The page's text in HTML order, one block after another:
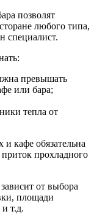
позволят
любого типа,
специалист.
превышать
или бара;
тепла от
и кафе обязательна
прохладного
от выбора
площади
т.д.